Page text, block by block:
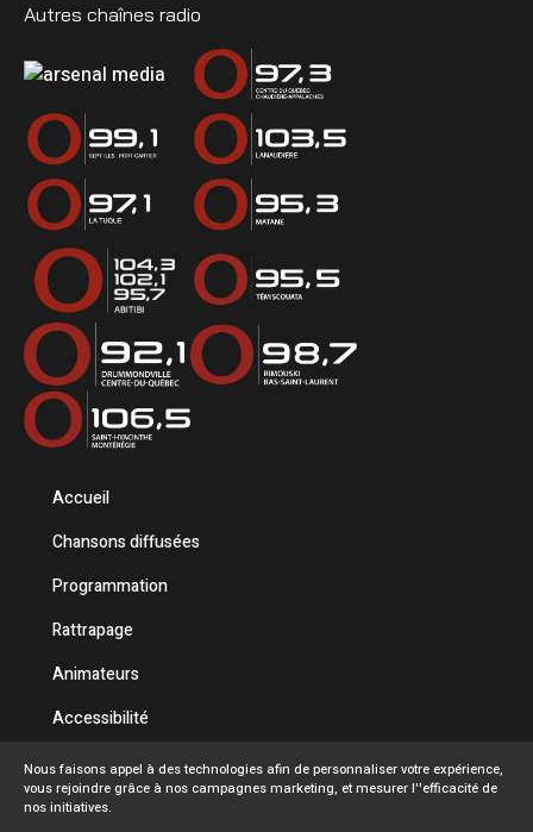
Autres chaînes radio
Accueil
Chansons diffusées
Programmation
Rattrapage
Animateurs
Accessibilité
Politique de confidentialité
Conditions d'utilisation
Nous faisons appel à des technologies afin de personnaliser votre expérience,
vous rejoindre grâce à nos campagnes marketing, et mesurer l''efficacité de
nos initiatives.